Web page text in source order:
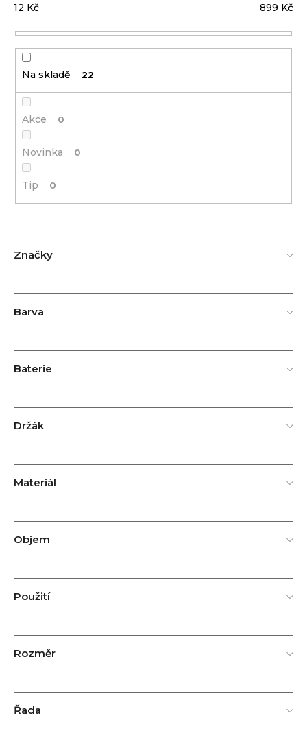
12 Kč 899 Kč
Na skladě 22
Akce 0
Novinka 0
Tip 0
Značky
Barva
Baterie
Držák
Materiál
Objem
Použití
Rozměr
Řada